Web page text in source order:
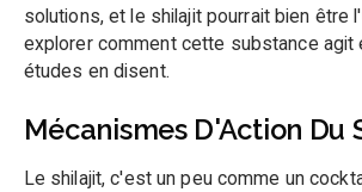
solutions, et le shilajit pourrait bien être
explorer comment cette substance agit
études en disent.
Mécanismes D'Action Du
Le shilajit, c'est un peu comme un